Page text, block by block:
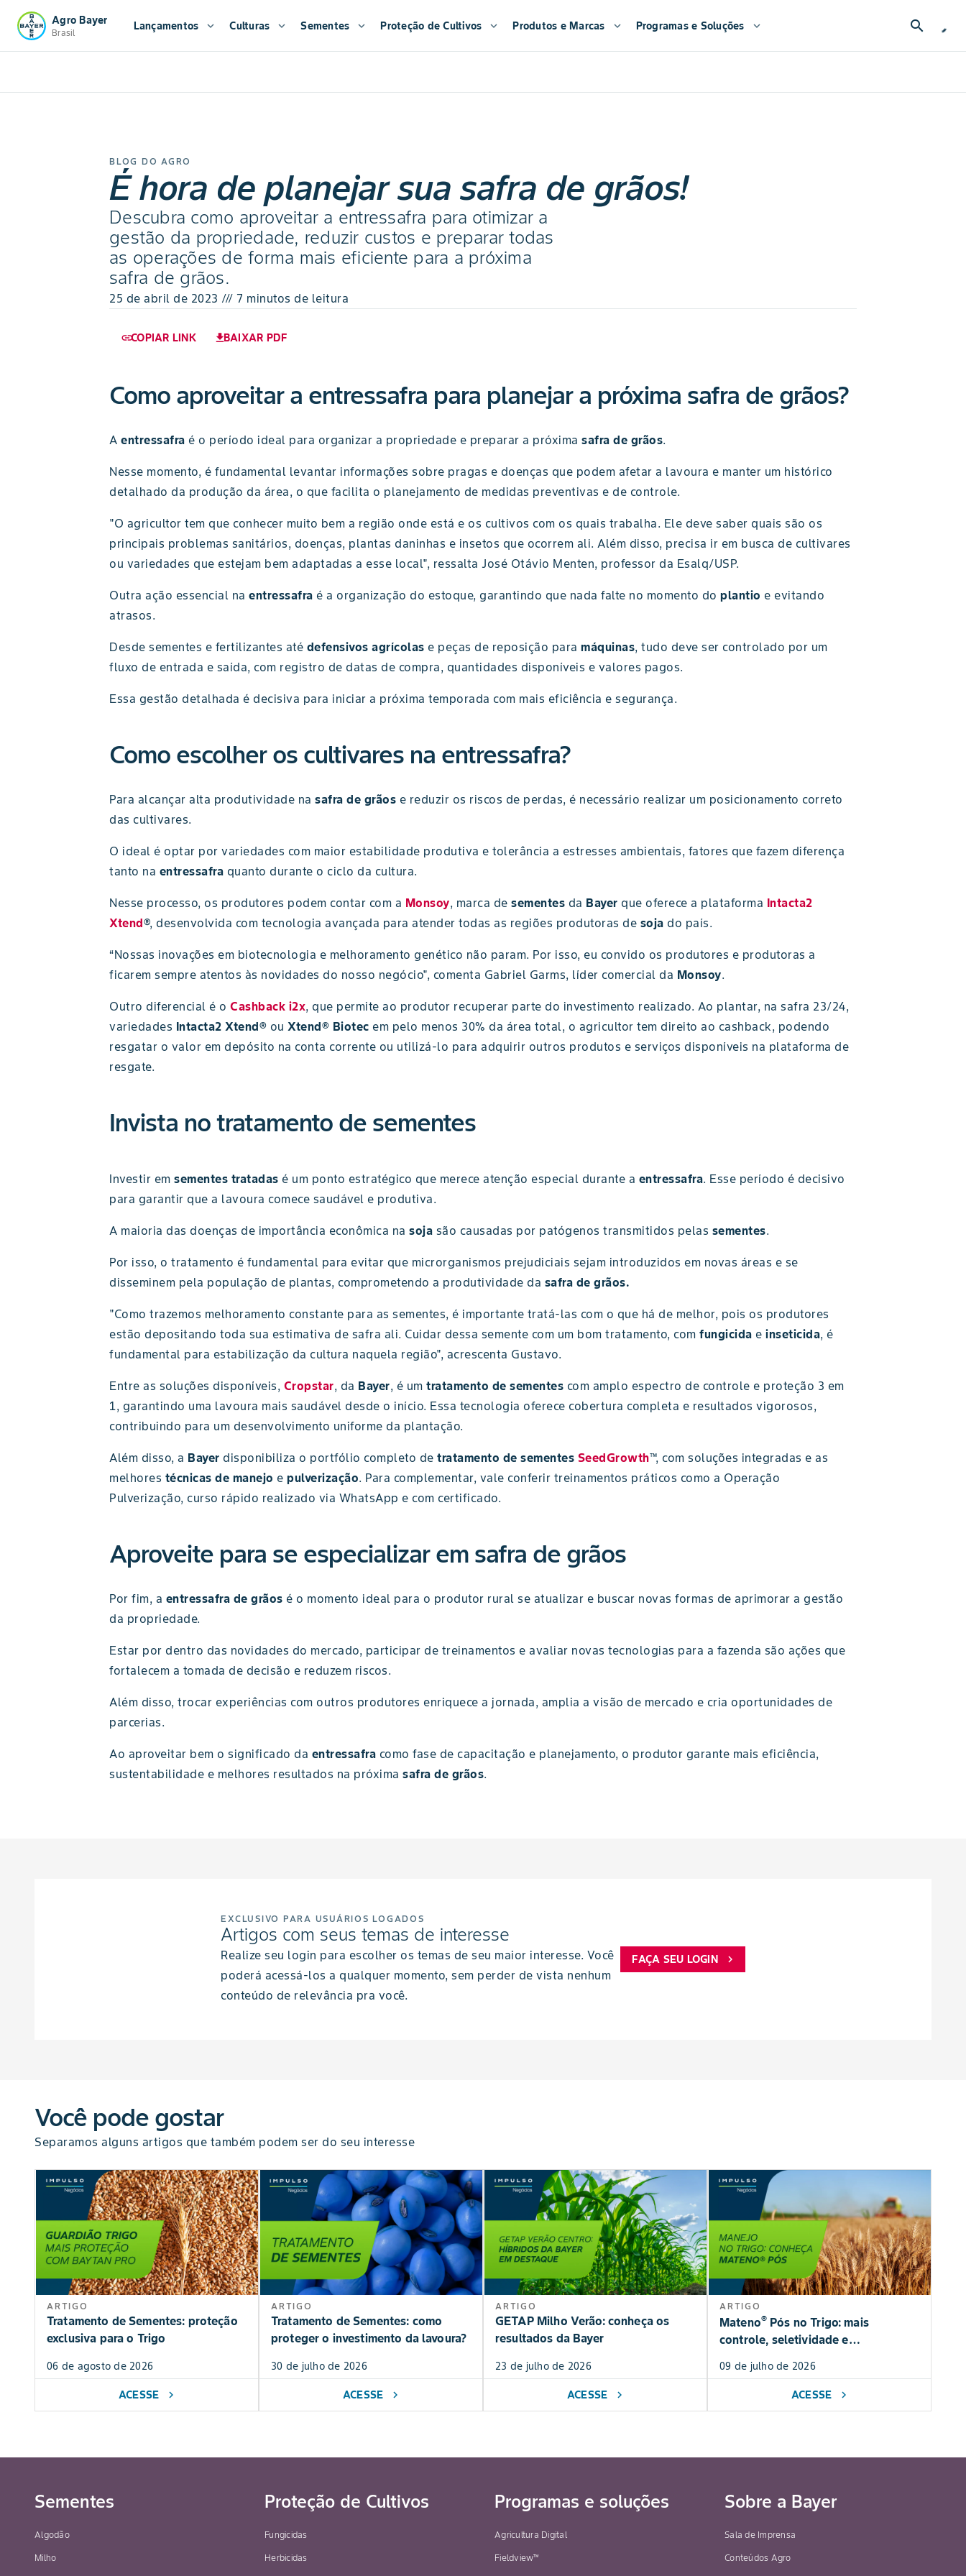
Agro Bayer
Brasil
Lançamentos expand_more Culturas expand_more Sementes expand_more Proteção de Cultivos expand_more Produtos e Marcas expand_more Programas e Soluções expand_more search
BLOG DO AGRO
É hora de planejar sua safra de grãos!
Descubra como aproveitar a entressafra para otimizar a
gestão da propriedade, reduzir custos e preparar todas
as operações de forma mais eficiente para a próxima
safra de grãos.
25 de abril de 2023 /// 7 minutos de leitura
COPIAR LINK
link BAIXAR PDF
download
Como aproveitar a entressafra para planejar a próxima safra de grãos?
A entressafra é o período ideal para organizar a propriedade e preparar a próxima safra de grãos.
Nesse momento, é fundamental levantar informações sobre pragas e doenças que podem afetar a lavoura e manter um histórico
detalhado da produção da área, o que facilita o planejamento de medidas preventivas e de controle.
"O agricultor tem que conhecer muito bem a região onde está e os cultivos com os quais trabalha. Ele deve saber quais são os
principais problemas sanitários, doenças, plantas daninhas e insetos que ocorrem ali. Além disso, precisa ir em busca de cultivares
ou variedades que estejam bem adaptadas a esse local", ressalta José Otávio Menten, professor da Esalq/USP.
Outra ação essencial na entressafra é a organização do estoque, garantindo que nada falte no momento do plantio e evitando
atrasos.
Desde sementes e fertilizantes até defensivos agrícolas e peças de reposição para máquinas, tudo deve ser controlado por um
fluxo de entrada e saída, com registro de datas de compra, quantidades disponíveis e valores pagos.
Essa gestão detalhada é decisiva para iniciar a próxima temporada com mais eficiência e segurança.
Como escolher os cultivares na entressafra?
Para alcançar alta produtividade na safra de grãos e reduzir os riscos de perdas, é necessário realizar um posicionamento correto
das cultivares.
O ideal é optar por variedades com maior estabilidade produtiva e tolerância a estresses ambientais, fatores que fazem diferença
tanto na entressafra quanto durante o ciclo da cultura.
Nesse processo, os produtores podem contar com a Monsoy, marca de sementes da Bayer que oferece a plataforma Intacta2
Xtend®, desenvolvida com tecnologia avançada para atender todas as regiões produtoras de soja do país.
“Nossas inovações em biotecnologia e melhoramento genético não param. Por isso, eu convido os produtores e produtoras a
ficarem sempre atentos às novidades do nosso negócio", comenta Gabriel Garms, líder comercial da Monsoy.
Outro diferencial é o Cashback i2x, que permite ao produtor recuperar parte do investimento realizado. Ao plantar, na safra 23/24,
variedades Intacta2 Xtend® ou Xtend® Biotec em pelo menos 30% da área total, o agricultor tem direito ao cashback, podendo
resgatar o valor em depósito na conta corrente ou utilizá-lo para adquirir outros produtos e serviços disponíveis na plataforma de
resgate.
Invista no tratamento de sementes
Investir em sementes tratadas é um ponto estratégico que merece atenção especial durante a entressafra. Esse período é decisivo
para garantir que a lavoura comece saudável e produtiva.
A maioria das doenças de importância econômica na soja são causadas por patógenos transmitidos pelas sementes.
Por isso, o tratamento é fundamental para evitar que microrganismos prejudiciais sejam introduzidos em novas áreas e se
disseminem pela população de plantas, comprometendo a produtividade da safra de grãos.
"Como trazemos melhoramento constante para as sementes, é importante tratá-las com o que há de melhor, pois os produtores
estão depositando toda sua estimativa de safra ali. Cuidar dessa semente com um bom tratamento, com fungicida e inseticida, é
fundamental para estabilização da cultura naquela região", acrescenta Gustavo.
Entre as soluções disponíveis, Cropstar, da Bayer, é um tratamento de sementes com amplo espectro de controle e proteção 3 em
1, garantindo uma lavoura mais saudável desde o início. Essa tecnologia oferece cobertura completa e resultados vigorosos,
contribuindo para um desenvolvimento uniforme da plantação.
Além disso, a Bayer disponibiliza o portfólio completo de tratamento de sementes SeedGrowth™, com soluções integradas e as
melhores técnicas de manejo e pulverização. Para complementar, vale conferir treinamentos práticos como a Operação
Pulverização, curso rápido realizado via WhatsApp e com certificado.
Aproveite para se especializar em safra de grãos
Por fim, a entressafra de grãos é o momento ideal para o produtor rural se atualizar e buscar novas formas de aprimorar a gestão
da propriedade.
Estar por dentro das novidades do mercado, participar de treinamentos e avaliar novas tecnologias para a fazenda são ações que
fortalecem a tomada de decisão e reduzem riscos.
Além disso, trocar experiências com outros produtores enriquece a jornada, amplia a visão de mercado e cria oportunidades de
parcerias.
Ao aproveitar bem o significado da entressafra como fase de capacitação e planejamento, o produtor garante mais eficiência,
sustentabilidade e melhores resultados na próxima safra de grãos.
EXCLUSIVO PARA USUÁRIOS LOGADOS
Artigos com seus temas de interesse
Realize seu login para escolher os temas de seu maior interesse. Você
poderá acessá-los a qualquer momento, sem perder de vista nenhum
conteúdo de relevância pra você.
FAÇA SEU LOGIN chevron_right
Você pode gostar
Separamos alguns artigos que também podem ser do seu interesse
ARTIGO
Tratamento de Sementes: proteção
exclusiva para o Trigo
06 de agosto de 2026
ACESSE chevron_right
ARTIGO
Tratamento de Sementes: como
proteger o investimento da lavoura?
30 de julho de 2026
ACESSE chevron_right
ARTIGO
GETAP Milho Verão: conheça os
resultados da Bayer
23 de julho de 2026
ACESSE chevron_right
ARTIGO
Mateno® Pós no Trigo: mais
controle, seletividade e
09 de julho de 2026
ACESSE chevron_right
Sementes
Algodão
Milho
Proteção de Cultivos
Fungicidas
Herbicidas
Programas e soluções
Agricultura Digital
Fieldview™
Sobre a Bayer
Sala de Imprensa
Conteúdos Agro